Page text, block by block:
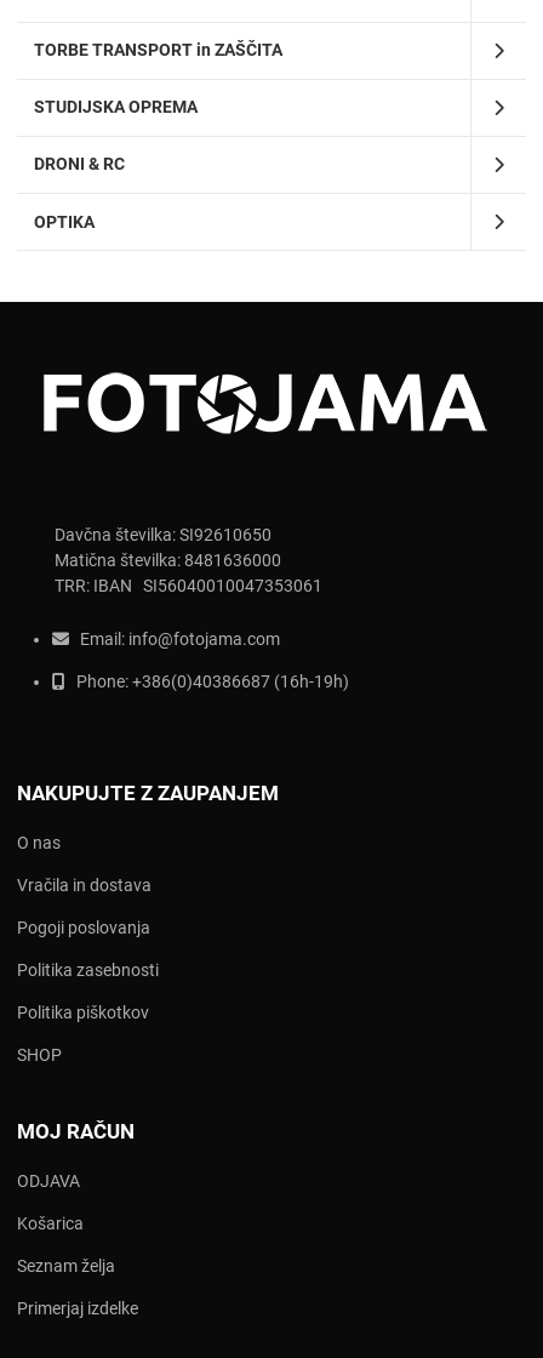
TORBE TRANSPORT in ZAŠČITA
STUDIJSKA OPREMA
DRONI & RC
OPTIKA
Davčna številka: SI92610650
Matična številka: 8481636000
TRR: IBAN SI56040010047353061
Email: info@fotojama.com
Phone:+386(0)40386687 (16h-19h)
NAKUPUJTE Z ZAUPANJEM
O nas
Vračila in dostava
Pogoji poslovanja
Politika zasebnosti
Politika piškotkov
SHOP
MOJ RAČUN
ODJAVA
Košarica
Seznam želja
Primerjaj izdelke